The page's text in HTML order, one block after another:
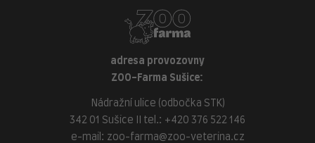
adresa provozovny
ZOO-Farma Sušice:
Nádražní ulice (odbočka STK)
342 01 Sušice II tel.: +420 376 522 146
e-mail: zoo-farma@zoo-veterina.cz